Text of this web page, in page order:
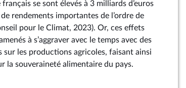
se sont élevés à 3 milliards d’euros
rendements importantes de l’ordre de
pour le Climat, 2023). Or, ces effets
à s’aggraver avec le temps avec des
les productions agricoles, faisant ainsi
la souveraineté alimentaire du pays.